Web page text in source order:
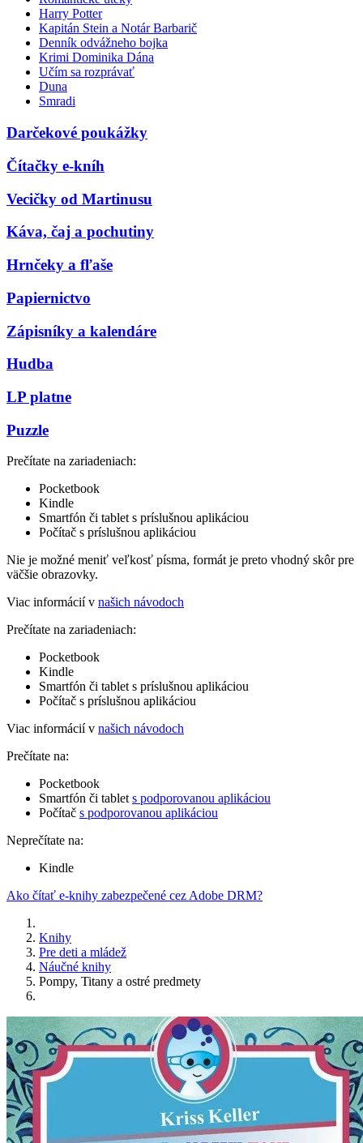
Harry Potter
Kapitán Stein a Notár Barbarič
Denník odvážneho bojka
Krimi Dominika Dána
Učím sa rozprávať
Duna
Smradi
Darčekové poukážky
Čítačky e-kníh
Vecičky od Martinusu
Káva, čaj a pochutiny
Hrnčeky a fľaše
Papiernictvo
Zápisníky a kalendáre
Hudba
LP platne
Puzzle
Prečítate na zariadeniach:
Pocketbook
Kindle
Smartfón či tablet s príslušnou aplikáciou
Počítač s príslušnou aplikáciou
Nie je možné meniť veľkosť písma, formát je preto vhodný skôr pre
väčšie obrazovky.
Viac informácií v našich návodoch
Prečítate na zariadeniach:
Pocketbook
Kindle
Smartfón či tablet s príslušnou aplikáciou
Počítač s príslušnou aplikáciou
Viac informácií v našich návodoch
Prečítate na:
Pocketbook
Smartfón či tablet s podporovanou aplikáciou
Počítač s podporovanou aplikáciou
Neprečítate na:
Kindle
Ako čítať e-knihy zabezpečené cez Adobe DRM?
Knihy
Pre deti a mládež
Náučné knihy
Pompy, Titany a ostré predmety